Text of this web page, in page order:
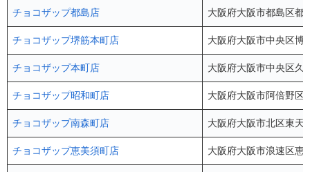
チョコザップ都島店 大阪府大阪市都島区
チョコザップ堺筋本町店 大阪府大阪市中央区
チョコザップ本町店 大阪府大阪市中央区
チョコザップ昭和町店 大阪府大阪市阿倍野
チョコザップ南森町店 大阪府大阪市北区東
チョコザップ恵美須町店 大阪府大阪市浪速区